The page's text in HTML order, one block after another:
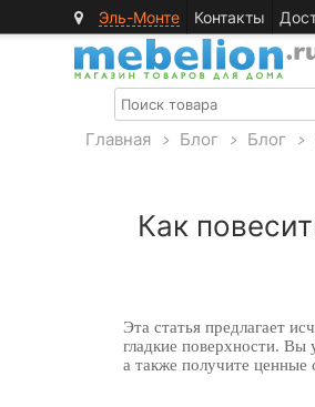
Эль-Монте Контакты
Главная > Блог > Блог >
Как
Эта статья предлагает
гладкие поверхности. Вы
а также получите ценные